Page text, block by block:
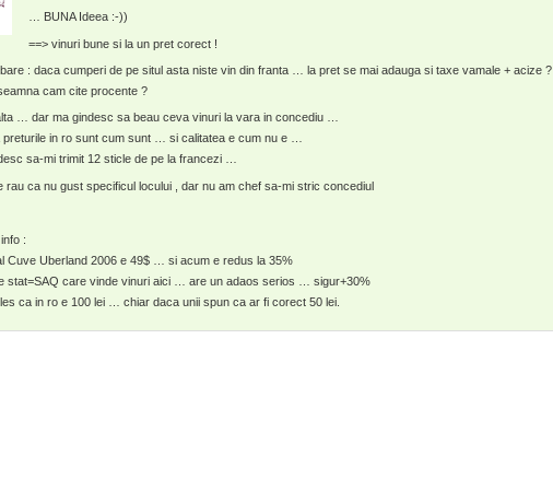
… BUNA Ideea :-))
==> vinuri bune si la un pret corect !
: daca cumperi de pe situl asta niste vin din franta … la pret se mai adauga si taxe vamale + acize ?
cam cite procente ?
… dar ma gindesc sa beau ceva vinuri la vara in concediu …
in ro sunt cum sunt … si calitatea e cum nu e …
sa-mi trimit 12 sticle de pe la francezi …
rau ca nu gust specificul locului , dar nu am chef sa-mi stric concediul
:
Cuve Uberland 2006 e 49$ … si acum e redus la 35%
stat=SAQ care vinde vinuri aici … are un adaos serios … sigur+30%
ca in ro e 100 lei … chiar daca unii spun ca ar fi corect 50 lei.